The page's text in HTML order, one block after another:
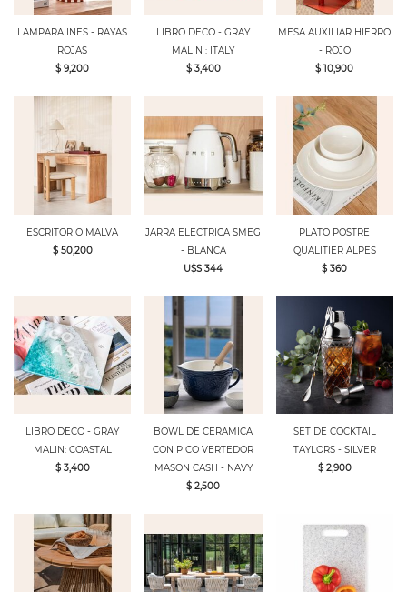
LAMPARA INES - RAYAS
ROJAS
$ 9,200
LIBRO DECO - GRAY
MALIN : ITALY
$ 3,400
MESA AUXILIAR HIERRO
- ROJO
$ 10,900
ESCRITORIO MALVA
$ 50,200
JARRA ELECTRICA SMEG
- BLANCA
U$S 344
PLATO POSTRE
QUALITIER ALPES
$ 360
LIBRO DECO - GRAY
MALIN: COASTAL
$ 3,400
BOWL DE CERAMICA
CON PICO VERTEDOR
MASON CASH - NAVY
$ 2,500
SET DE COCKTAIL
TAYLORS - SILVER
$ 2,900